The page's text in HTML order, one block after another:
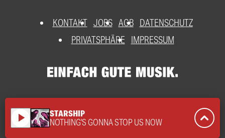
KONTAKT JOBS AGB DATENSCHUTZ
PRIVATSPHÄRE
IMPRESSUM
play_arrow STARSHIP
NOTHING'S GONNA STOP US NOW